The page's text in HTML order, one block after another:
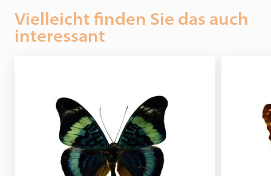
Vielleicht finden Sie das auch
interessant